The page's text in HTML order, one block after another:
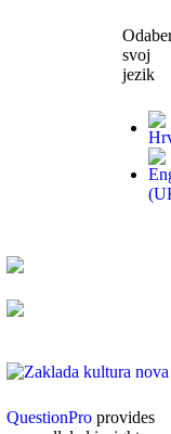
svoj
jezik
QuestionProprovides